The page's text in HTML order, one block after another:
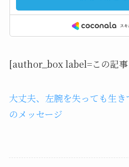
[author_box label=この記
大丈夫、左腕を失っても生
のメッセージ